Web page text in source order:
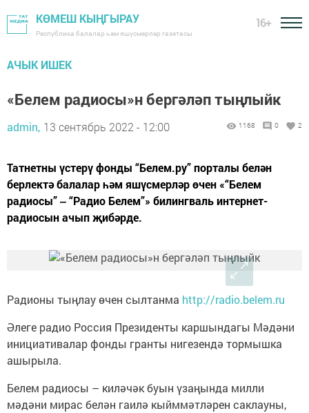
КӨМЕШ КЫҢГЫРАУ
Республика балалар һәм яшүсмерләр газетасы
16+
АЧЫК ИШЕК
«Белем радиосы»н бергәләп тыңлыйк
admin, 13 сентябрь 2022 - 12:00 1168 0 2
Татнетны үстерү фонды “Белем.ру” порталы белән
берлектә балалар һәм яшүсмерләр өчен «“Белем
радиосы” ‒ “Радио Белем”» билингваль интернет-
радиосын ачып җибәрде.
Радионы тыңлау өчен сылтанма http://radio.belem.ru
Әлеге радио Россия Президенты каршындагы Мәдәни
инициативалар фонды гранты нигезендә тормышка
ашырыла.
Белем радиосы – киләчәк буын үзаңында милли
мәдәни мирас белән гаилә кыйммәтләрен саклауны,